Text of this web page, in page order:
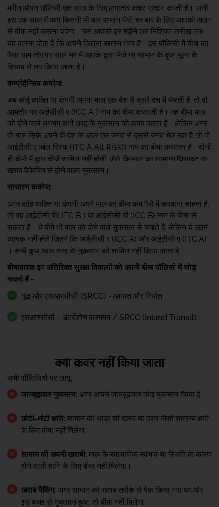
मरीन ओपन पॉलिसी एक साल के लिए लगातार कवर प्रदान करती है। यानी
इस एक साल में आप कितनी भी बार सामान भेजें, हर बार के लिए आपको अलग
से बीमा नहीं कराना पड़ेगा। बस आपको हर महीने एक निश्चित तारीख तक
यह बताना होता है कि आपने कितना सामान भेजा है। इस पॉलिसी में बीमा का
पैसा आम तौर पर साल भर में आपके द्वारा भेजे गए सामान के कुल मूल्य के
हिसाब से तय किया जाता है।
कम्प्रेहैन्सिव कवरेज:
जब कोई व्यक्ति या कंपनी अपना माल एक देश से दूसरे देश में भेजती है, तो वो
आमतौर पर आईसीसी ए (ICC A ) नाम का बीमा करवाती है। यह बीमा माल
को होने वाले लगभग सभी तरह के नुकसान को कवर करता है। लेकिन अगर
वो माल सिर्फ अपने ही देश के अंदर एक जगह से दूसरी जगह भेज रहा है, तो वो
आईटीसी ए ऑल रिस्क (ITC A All Risk)) नाम का बीमा करवाता है। दोनों
ही बीमों में कुछ चीजें शामिल नहीं होतीं, जैसे कि माल का सामान्य घिसावट या
खराब पैकेजिंग से होने वाला नुकसान।
साधारण कवरेज:
अगर कोई व्यक्ति या कंपनी अपने माल का बीमा कम पैसे में करवाना चाहता है,
तो वह आईटीसी बी( ITC B ) या आईसीसी बी (ICC B) नाम के बीमा ले
सकता है। ये बीमे भी माल को होने वाले नुकसान से बचाते हैं, लेकिन ये उतने
व्यापक नहीं होते जितने कि आईसीसी ए (ICC A) और आईटीसी ए (ITC A)
। इनमें कुछ खास तरह के नुकसान को शामिल नहीं किया जाता है
बीमाधारक इन अतिरिक्त सुरक्षा विकल्पों को अपनी बीमा पॉलिसी में जोड़
सकते हैं -
युद्ध और एसआरसीसी (SRCC) - आयात और निर्यात
एसआरसीसी - अंतर्देशीय पारगमन / SRCC (Inland Transit)
क्या कवर नहीं किया जाता
सभी पॉलिसियों पर लागू:
जानबूझकर नुकसान: अगर आपने जानबूझकर कोई नुकसान किया है
छोटी-मोटी क्षति: सामान की थोड़ी सी खरच या दरार जैसी सामान्य क्षति
के लिए बीमा नहीं मिलेगा।
सामान की अपनी खराबी: माल के स्वाभाविक स्वभाव या स्थिति के कारण
होने वाली हानि के लिए बीमा नहीं मिलेगा।
खराब पैकिंग: अगर सामान को खराब तरीके से पैक किया गया था और
इस वजह से नुकसान हुआ, तो बीमा नहीं मिलेगा।